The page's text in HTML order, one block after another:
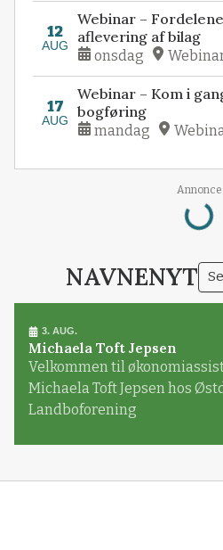
12
AUG
Webinar –
aflevering af bilag
onsdag
17
AUG
Webinar – Kom i
bogføring
mandag
Annonce
Loading...
NAVNENYT
3. AUG.
Michaela Toft Jepsen
Velkommen til
Michaela Toft Jepsen hos
Landboforening